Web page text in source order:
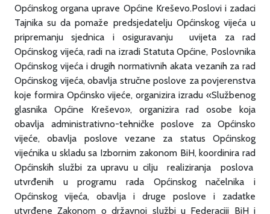
Općinskog organa uprave Općine Kreševo.Poslovi i zadaci
Tajnika su da pomaže predsjedatelju Općinskog vijeća u
pripremanju sjednica i osiguravanju uvijeta za rad
Općinskog vijeća, radi na izradi Statuta Općine, Poslovnika
Općinskog vijeća i drugih normativnih akata vezanih za rad
Općinskog vijeća, obavlja stručne poslove za povjerenstva
koje formira Općinsko vijeće, organizira izradu «Službenog
glasnika Općine Kreševo», organizira rad osobe koja
obavlja administrativno-tehničke poslove za Općinsko
vijeće, obavlja poslove vezane za status Općinskog
vijećnika u skladu sa Izbornim zakonom BiH, koordinira rad
Općinskih službi za upravu u cilju realiziranja poslova
utvrđenih u programu rada Općinskog načelnika i
Općinskog vijeća, obavlja i druge poslove i zadatke
utvrđene Zakonom o državnoj službi u Federaciji BiH i